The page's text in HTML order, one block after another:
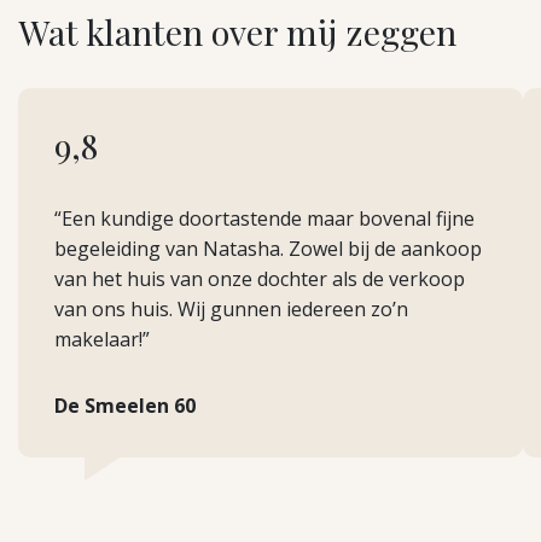
Wat klanten over mij zeggen
9,8
“Een kundige doortastende maar bovenal fijne
begeleiding van Natasha. Zowel bij de aankoop
van het huis van onze dochter als de verkoop
van ons huis. Wij gunnen iedereen zo’n
makelaar!”
De Smeelen 60